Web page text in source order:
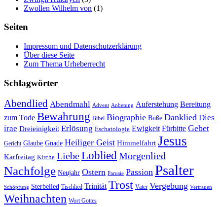
Zwollen Wilhelm von (1)
Seiten
Impressum und Datenschutzerklärung
Über diese Seite
Zum Thema Urheberrecht
Schlagwörter
Abendlied Abendmahl Advent Anbetung Auferstehung Bereitung
zum Tode Bewahrung Bibel Biographie Buße Danklied Dies
irae Dreieinigkeit Erlösung Eschatologie Ewigkeit Fürbitte Gebet
Gericht Glaube Gnade Heiliger Geist Himmelfahrt Jesus
Karfreitag Kirche LiebeLobliedMorgenlied
Nachfolge Neujahr Ostern Parusie Passion Psalter
Schöpfung Sterbelied Tischlied Trinität Trost Vater Vergebung Vertrauen
Weihnachten Wort Gottes